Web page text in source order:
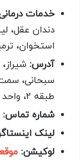
خدمات
دندان عقل،
استخوان،
آدرس:
طبقه 2، واحد 211
شماره تماس:
لینک
لوکیشن: